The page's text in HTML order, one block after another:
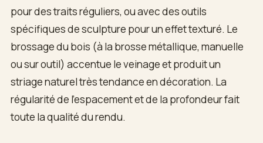
pour des traits réguliers, ou avec des outils
spécifiques de sculpture pour un effet texturé. Le
brossage du bois (à la brosse métallique, manuelle
ou sur outil) accentue le veinage et produit un
striage naturel très tendance en décoration. La
régularité de l'espacement et de la profondeur fait
toute la qualité du rendu.